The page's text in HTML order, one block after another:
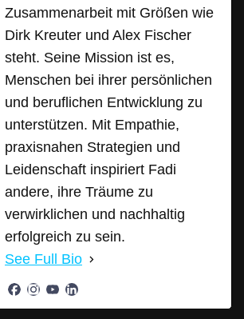
Zusammenarbeit mit Größen wie
Dirk Kreuter und Alex Fischer
steht. Seine Mission ist es,
Menschen bei ihrer persönlichen
und beruflichen Entwicklung zu
unterstützen. Mit Empathie,
praxisnahen Strategien und
Leidenschaft inspiriert Fadi
andere, ihre Träume zu
verwirklichen und nachhaltig
erfolgreich zu sein.
See Full Bio